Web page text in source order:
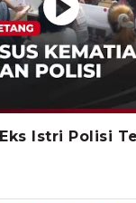
Istri Polisi